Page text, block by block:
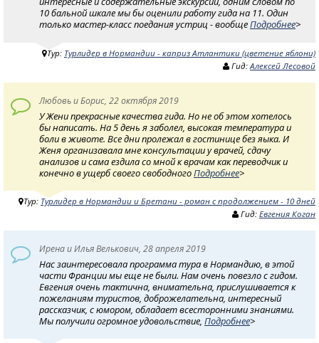
10 бальной шкале мы бы оценили работу гида на 11. Один
только мастер-класс поедания устриц - вообщеПодробнее>
Тур: Турлидер в Нормандии - каприз Атлантики (цветение яблони)
Гид: Алексей Лесовой
Любовь и Борис, 22 октября 2019
У Жени прекрасные качества гида. Но не об этом хотелось
бы написать. На 5 день я заболел, высокая температура и
боли в животе. Все дни пролежал в гостинице без яыка. И
Женя организавала мне консультации у врачей, сдачу
анализов и сама ездила со мной к врачам как переводчик и
конечно в ущерб своего свободногоПодробнее>
Тур: Турлидер в Нормандии и Бретани - роман с продолжением - 10 дней
Гид: Евгения Коган
Ирена и Илья Велькович, 28 апреля 2019
Нас заинтересовала программа тура в Нормандию, в этой
части Франции мы еще не были. Нам очень повезло с гидом.
Евгения очень тактична, внимательна, прислушивается к
пожеланиям туристов, доброжелательна, интересный
рассказчик, с юмором, обладает всесторонними знаниями.
Мы получили огромное удовольствие, Подробнее>